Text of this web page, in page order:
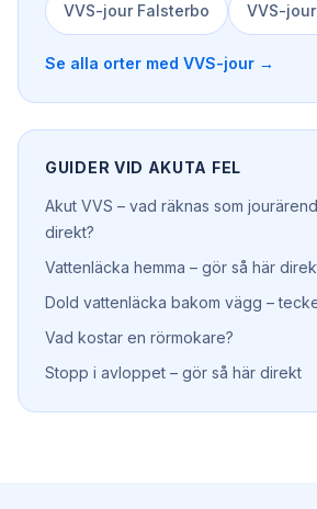
VVS-jour Falsterbo VVS-jour
Se alla orter med VVS-jour →
GUIDER VID AKUTA FEL
Akut VVS – vad räknas som
direkt?
Vattenläcka hemma – gör så här
Dold vattenläcka bakom vägg –
Vad kostar en rörmokare?
Stopp i avloppet – gör så här direkt